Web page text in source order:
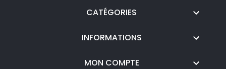
CATÉGORIES 
INFORMATIONS 
MON COMPTE 